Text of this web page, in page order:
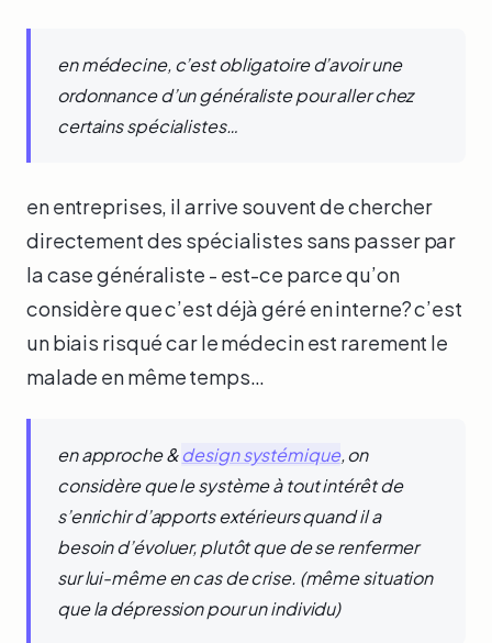
en médecine, c’est obligatoire d’avoir une
ordonnance d’un généraliste pour aller chez
certains spécialistes…
en entreprises, il arrive souvent de chercher
directement des spécialistes sans passer par
la case généraliste - est-ce parce qu’on
considère que c’est déjà géré en interne? c’est
un biais risqué car le médecin est rarement le
malade en même temps…
en approche &design systémique, on
considère que le système à tout intérêt de
s’enrichir d’apports extérieurs quand il a
besoin d’évoluer, plutôt que de se renfermer
sur lui-même en cas de crise. (même situation
que la dépression pour un individu)